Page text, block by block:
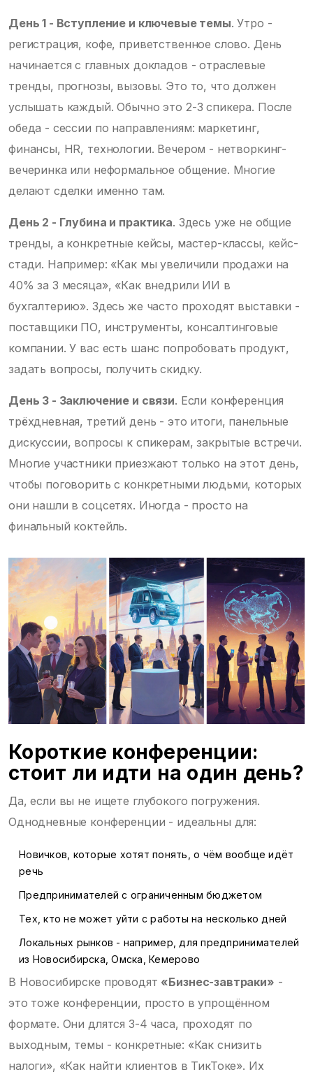
День 1 - Вступление и ключевые темы. Утро -
регистрация, кофе, приветственное слово. День
начинается с главных докладов - отраслевые
тренды, прогнозы, вызовы. Это то, что должен
услышать каждый. Обычно это 2-3 спикера. После
обеда - сессии по направлениям: маркетинг,
финансы, HR, технологии. Вечером - нетворкинг-
вечеринка или неформальное общение. Многие
делают сделки именно там.
День 2 - Глубина и практика. Здесь уже не общие
тренды, а конкретные кейсы, мастер-классы, кейс-
стади. Например: «Как мы увеличили продажи на
40% за 3 месяца», «Как внедрили ИИ в
бухгалтерию». Здесь же часто проходят выставки -
поставщики ПО, инструменты, консалтинговые
компании. У вас есть шанс попробовать продукт,
задать вопросы, получить скидку.
День 3 - Заключение и связи. Если конференция
трёхдневная, третий день - это итоги, панельные
дискуссии, вопросы к спикерам, закрытые встречи.
Многие участники приезжают только на этот день,
чтобы поговорить с конкретными людьми, которых
они нашли в соцсетях. Иногда - просто на
финальный коктейль.
Короткие конференции:
стоит ли идти на один день?
Да, если вы не ищете глубокого погружения.
Однодневные конференции - идеальны для:
Новичков, которые хотят понять, о чём вообще идёт
речь
Предпринимателей с ограниченным бюджетом
Тех, кто не может уйти с работы на несколько дней
Локальных рынков - например, для предпринимателей
из Новосибирска, Омска, Кемерово
В Новосибирске проводят «Бизнес-завтраки» -
это тоже конференции, просто в упрощённом
формате. Они длятся 3-4 часа, проходят по
выходным, темы - конкретные: «Как снизить
налоги», «Как найти клиентов в ТикТоке». Их